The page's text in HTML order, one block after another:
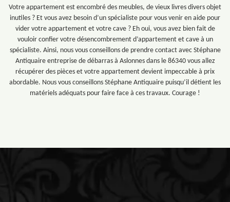
Votre appartement est encombré des meubles, de vieux livres divers objet
inutiles ? Et vous avez besoin d’un spécialiste pour vous venir en aide pour
vider votre appartement et votre cave ? Eh oui, vous avez bien fait de
vouloir confier votre désencombrement d’appartement et cave à un
spécialiste. Ainsi, nous vous conseillons de prendre contact avec Stéphane
Antiquaire entreprise de débarras à Aslonnes dans le 86340 vous allez
récupérer des pièces et votre appartement devient impeccable à prix
abordable. Nous vous conseillons Stéphane Antiquaire puisqu’il détient les
matériels adéquats pour faire face à ces travaux. Courage !